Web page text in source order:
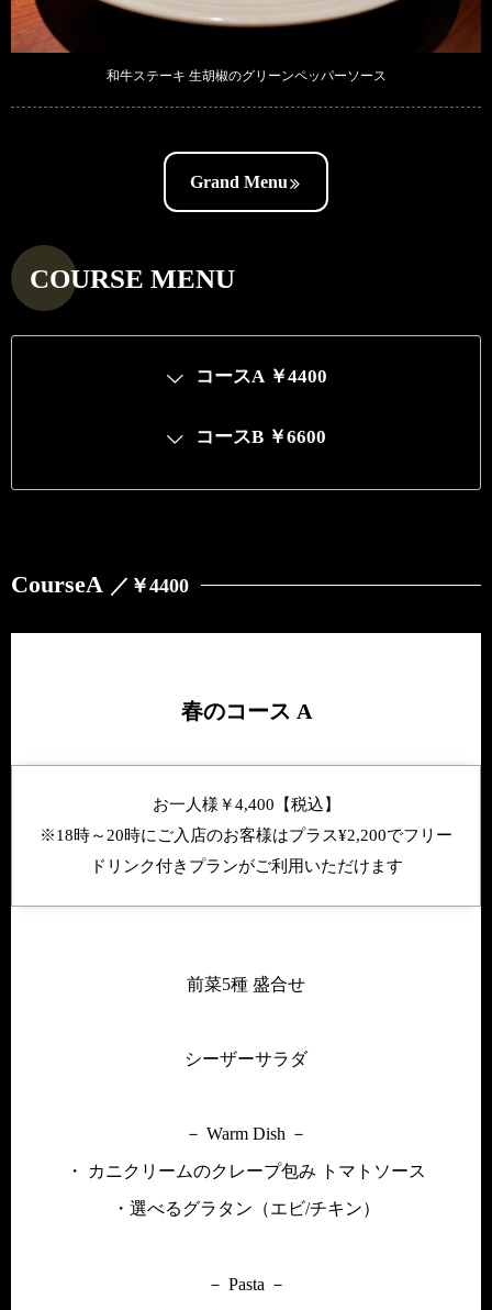
和牛ステーキ 生胡椒のグリーンペッパーソース
Grand Menu
COURSE MENU
コースA ￥4400
コースB ￥6600
CourseA ／￥4400
春のコース A
お一人様￥4,400【税込】
※18時～20時にご入店のお客様はプラス¥2,200でフリー
ドリンク付きプランがご利用いただけます
前菜5種 盛合せ
シーザーサラダ
－ Warm Dish －
・ カニクリームのクレープ包み トマトソース
・選べるグラタン（エビ/チキン）
－ Pasta －